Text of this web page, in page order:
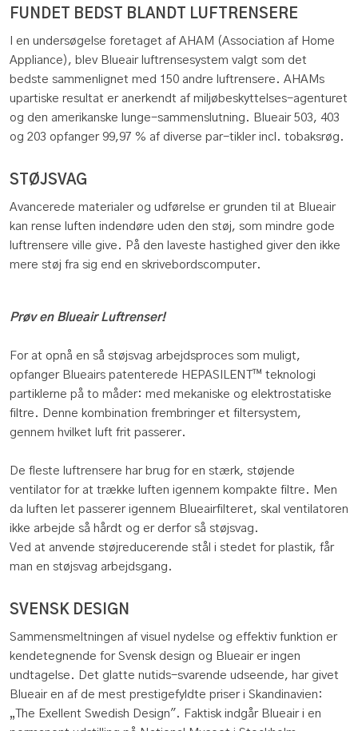
FUNDET BEDST BLANDT LUFTRENSERE
I en undersøgelse foretaget af AHAM (Association af Home
Appliance), blev Blueair luftrensesystem valgt som det
bedste sammenlignet med 150 andre luftrensere. AHAMs
upartiske resultat er anerkendt af miljøbeskyttelses-agenturet
og den amerikanske lunge-sammenslutning. Blueair 503, 403
og 203 opfanger 99,97 % af diverse par-tikler incl. tobaksrøg.
STØJSVAG
Avancerede materialer og udførelse er grunden til at Blueair
kan rense luften indendøre uden den støj, som mindre gode
luftrensere ville give. På den laveste hastighed giver den ikke
mere støj fra sig end en skrivebordscomputer.
Prøv en Blueair Luftrenser!
For at opnå en så støjsvag arbejdsproces som muligt,
opfanger Blueairs patenterede HEPASILENT™ teknologi
partiklerne på to måder: med mekaniske og elektrostatiske
filtre. Denne kombination frembringer et filtersystem,
gennem hvilket luft frit passerer.
De fleste luftrensere har brug for en stærk, støjende
ventilator for at trække luften igennem kompakte filtre. Men
da luften let passerer igennem Blueairfilteret, skal ventilatoren
ikke arbejde så hårdt og er derfor så støjsvag.
Ved at anvende støjreducerende stål i stedet for plastik, får
man en støjsvag arbejdsgang.
SVENSK DESIGN
Sammensmeltningen af visuel nydelse og effektiv funktion er
kendetegnende for Svensk design og Blueair er ingen
undtagelse. Det glatte nutids-svarende udseende, har givet
Blueair en af de mest prestigefyldte priser i Skandinavien:
„The Exellent Swedish Design". Faktisk indgår Blueair i en